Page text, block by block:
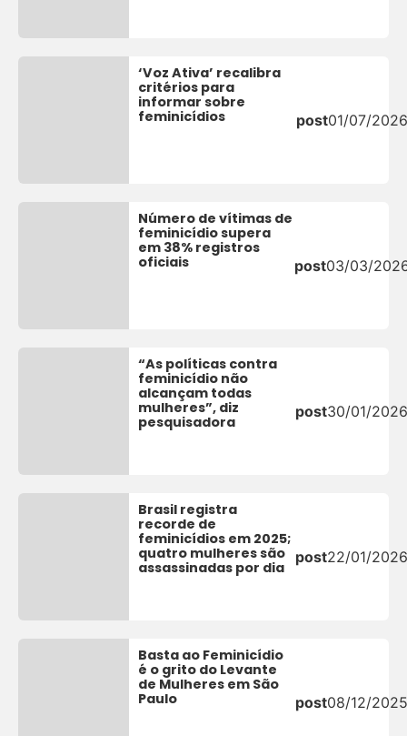
‘Voz Ativa’ recalibra
critérios para
informar sobre
feminicídios
post01/07/2026
Número de vítimas de
feminicídio supera
em 38% registros
oficiais
post03/03/
“As políticas contra
feminicídio não
alcançam todas
mulheres”, diz
pesquisadora
post30/01/
Brasil registra
recorde de
feminicídios em 2025;
quatro mulheres são
assassinadas por dia
post22/01/
Basta ao Feminicídio
é o grito do Levante
de Mulheres em São
Paulo
post08/12/